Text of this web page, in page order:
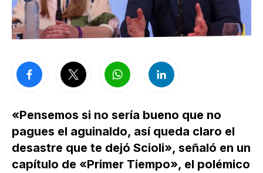
«Pensemos si no sería bueno que no
pagues el aguinaldo, así queda claro el
desastre que te dejó Scioli», señaló en un
capítulo de «Primer Tiempo», el polémico